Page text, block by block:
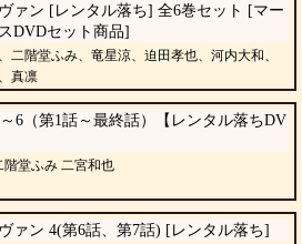
ァン [レンタル落ち] 全6巻セット [マー
DVDセット商品]
二階堂ふみ、竜星涼、迫田孝也、河内大和、
真凛
6（第1話～最終話）【レンタル落ちDV
階堂ふみ 二宮和也
ァン 4(第6話、第7話) [レンタル落ち]